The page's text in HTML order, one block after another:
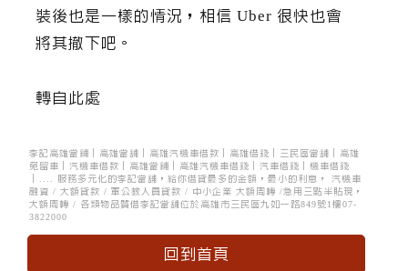
裝後也是一樣的情況，相信 Uber 很快也會
將其撤下吧。
轉自此處
李記 高雄當鋪 高雄當舖 高雄汽機車借款 高雄借錢 三民區當舖
高雄
免留車 │汽機車借款│高雄當鋪│高雄汽機車借錢│汽車借錢│機車借錢
│.... 服務多元化的李記當舖，給你借貸最多的金額，最小的利息， 汽機車
融資 / 大額貸款 / 軍公教人員貸款 / 中小企業 大額周轉 /急用三點半貼現，
大額周轉 / 各類物品質借李記當舖位於高雄市三民區九如一路849號1樓07-
3822000
回到首頁